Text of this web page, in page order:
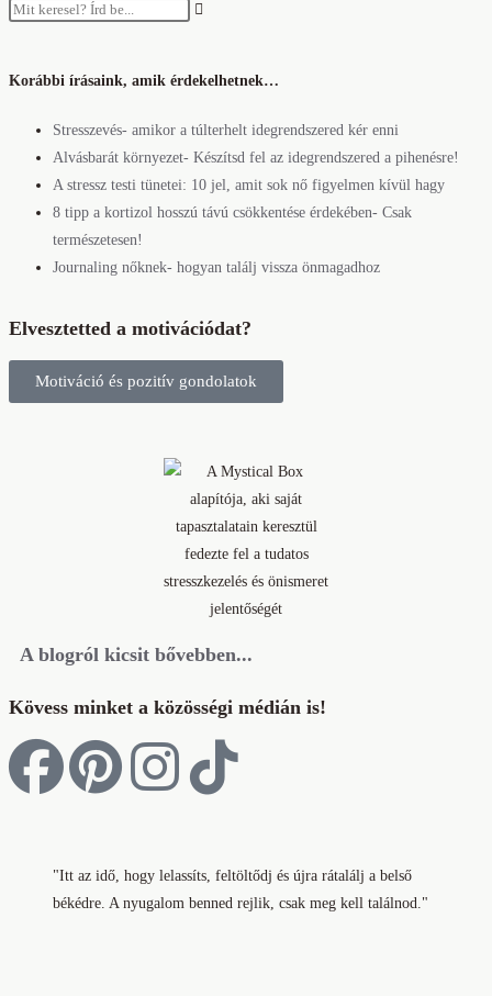
Korábbi írásaink, amik érdekelhetnek…
Stresszevés- amikor a túlterhelt idegrendszered kér enni
Alvásbarát környezet- Készítsd fel az idegrendszered a pihenésre!
A stressz testi tünetei: 10 jel, amit sok nő figyelmen kívül hagy
8 tipp a kortizol hosszú távú csökkentése érdekében- Csak
természetesen!
Journaling nőknek- hogyan találj vissza önmagadhoz
Elvesztetted a motivációdat?
Motiváció és pozitív gondolatok
A blogról kicsit bővebben...
Kövess minket a közösségi médián is!
"Itt az idő, hogy lelassíts, feltöltődj és újra rátalálj a belső
békédre. A nyugalom benned rejlik, csak meg kell találnod."